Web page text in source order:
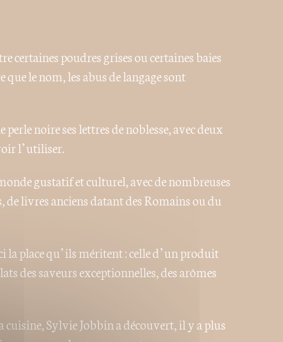
certaines poudres grises ou certaines baies
le nom, les abus de langage sont
noire ses lettres de noblesse, avec deux
l’utiliser.
gustatif et culturel, avec de nombreuses
de livres anciens datant des Romains ou du
place qu’ils méritent : celle d’un produit
des saveurs exceptionnelles, des arômes
Sylvie Jobbin a découvert, il y a plus